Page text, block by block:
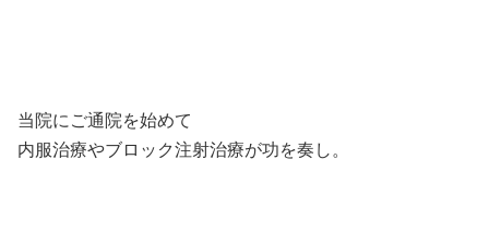
当院にご通院を始めて
内服治療やブロック注射治療が功を奏し。